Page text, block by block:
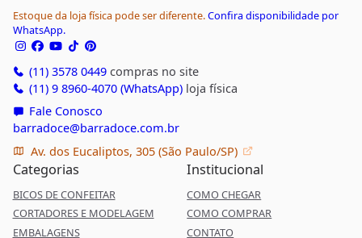
Estoque da loja física pode ser diferente.Confira disponibilidade por
WhatsApp.
(11) 3578 0449compras no site
(11) 9 8960-4070 (WhatsApp)loja física
Fale Conosco
barradoce@barradoce.com.br
Av. dos Eucaliptos, 305 (São Paulo/SP)
Categorias
BICOS DE CONFEITAR
CORTADORES E MODELAGEM
EMBALAGENS
Institucional
COMO CHEGAR
COMO COMPRAR
CONTATO